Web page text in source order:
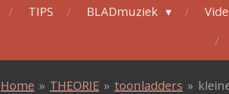
TIPS
BLADmuziek
Home » THEORIE » toonladders »